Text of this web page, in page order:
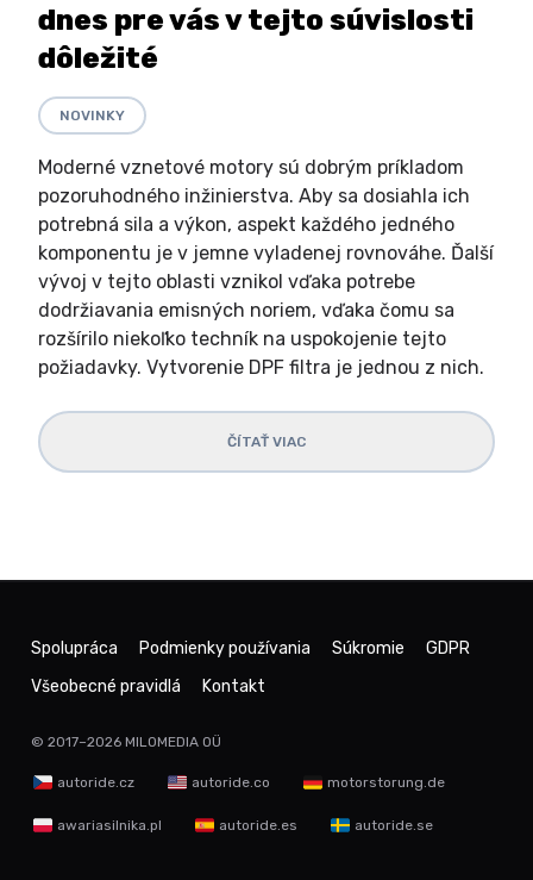
dnes pre vás v tejto súvislosti
dôležité
NOVINKY
Moderné vznetové motory sú dobrým príkladom
pozoruhodného inžinierstva. Aby sa dosiahla ich
potrebná sila a výkon, aspekt každého jedného
komponentu je v jemne vyladenej rovnováhe. Ďalší
vývoj v tejto oblasti vznikol vďaka potrebe
dodržiavania emisných noriem, vďaka čomu sa
rozšírilo niekoľko techník na uspokojenie tejto
požiadavky. Vytvorenie DPF filtra je jednou z nich.
ČÍTAŤ VIAC
Spolupráca Podmienky používania Súkromie
GDPR
Všeobecné pravidlá
Kontakt
© 2017–2026 MILOMEDIA OÜ
autoride.cz autoride.co motorstorung.de
awariasilnika.pl autoride.es autoride.se